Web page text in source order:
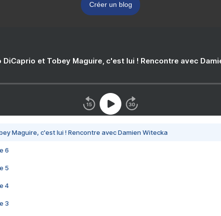
Créer un blog
DiCaprio et Tobey Maguire, c'est lui ! Rencontre avec
Maguire, c'est lui ! Rencontre avec Damien Witecka
6
5
4
3